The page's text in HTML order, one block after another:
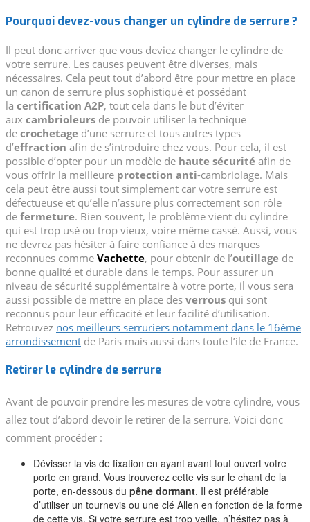
Pourquoi devez-vous changer un cylindre de serrure ?
Il peut donc arriver que vous deviez changer le cylindre de
votre serrure. Les causes peuvent être diverses, mais
nécessaires. Cela peut tout d’abord être pour mettre en place
un canon de serrure plus sophistiqué et possédant
la certification A2P, tout cela dans le but d’éviter
aux cambrioleurs de pouvoir utiliser la technique
de crochetage d’une serrure et tous autres types
d’effraction afin de s’introduire chez vous. Pour cela, il est
possible d’opter pour un modèle de haute sécurité afin de
vous offrir la meilleure protection anti-cambriolage. Mais
cela peut être aussi tout simplement car votre serrure est
défectueuse et qu’elle n’assure plus correctement son rôle
de fermeture. Bien souvent, le problème vient du cylindre
qui est trop usé ou trop vieux, voire même cassé. Aussi, vous
ne devrez pas hésiter à faire confiance à des marques
reconnues comme Vachette, pour obtenir de l’outillage de
bonne qualité et durable dans le temps. Pour assurer un
niveau de sécurité supplémentaire à votre porte, il vous sera
aussi possible de mettre en place des verrous qui sont
reconnus pour leur efficacité et leur facilité d’utilisation.
Retrouvez nos meilleurs serruriers notamment dans le 16ème
arrondissement de Paris mais aussi dans toute l’ile de France.
Retirer le cylindre de serrure
Avant de pouvoir prendre les mesures de votre cylindre, vous
allez tout d’abord devoir le retirer de la serrure. Voici donc
comment procéder :
Dévisser la vis de fixation en ayant avant tout ouvert votre
porte en grand. Vous trouverez cette vis sur le chant de la
porte, en-dessous du pêne dormant. Il est préférable
d’utiliser un tournevis ou une clé Allen en fonction de la forme
de cette vis. Si votre serrure est trop veille, n’hésitez pas à